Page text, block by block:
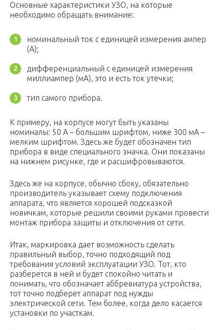
Основные характеристики УЗО, на которые
необходимо обращать внимание:
номинальный ток с единицей измерения ампер
(А);
дифференциальный с единицей измерения
миллиампер (мА), это и есть ток утечки;
тип самого прибора.
К примеру, на корпусе могут быть указаны
номиналы: 50 А – большим шрифтом, ниже 300 мА –
мелким шрифтом. Здесь же будет обозначен тип
прибора в виде специального значка. Они показаны
на нижнем рисунке, где и расшифровываются.
Здесь же на корпусе, обычно сбоку, обязательно
производитель указывает схему подключения
аппарата, что является хорошей подсказкой
новичкам, которые решили своими руками провести
монтаж прибора защиты и отключения от сети.
Итак, маркировка дает возможность сделать
правильный выбор, точно подходящий под
требования условий эксплуатации УЗО. Тот, кто
разберется в ней и будет спокойно читать и
понимать, что обозначает аббревиатура устройства,
тот точно подберет аппарат под нужды
электрической сети. Тем более, когда дело касается
установки по участкам.